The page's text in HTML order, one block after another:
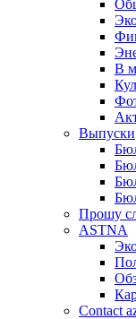
В
Выпуски
Прошу
ASTNA
Contact